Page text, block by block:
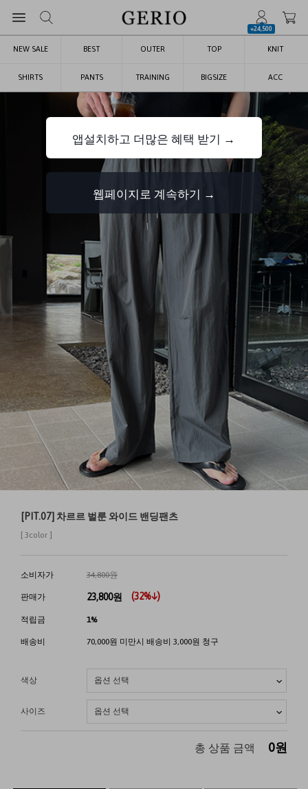
+24,500
NEW SALE BEST OUTER TOP KNIT
SHIRTS PANTS TRAINING BIGSIZE ACC
[PIT.07] 차르르 벌룬 와이드 밴딩팬츠
[ 3color ]
소비자가 34,800원
판매가 23,800원 (32%↓)
적립금 1%
배송비 70,000원 미만시 배송비 3,000원 청구
색상
사이즈
총 상품 금액 0원
앱설치하고 더많은 혜택 받기 →
웹페이지로 계속하기 →